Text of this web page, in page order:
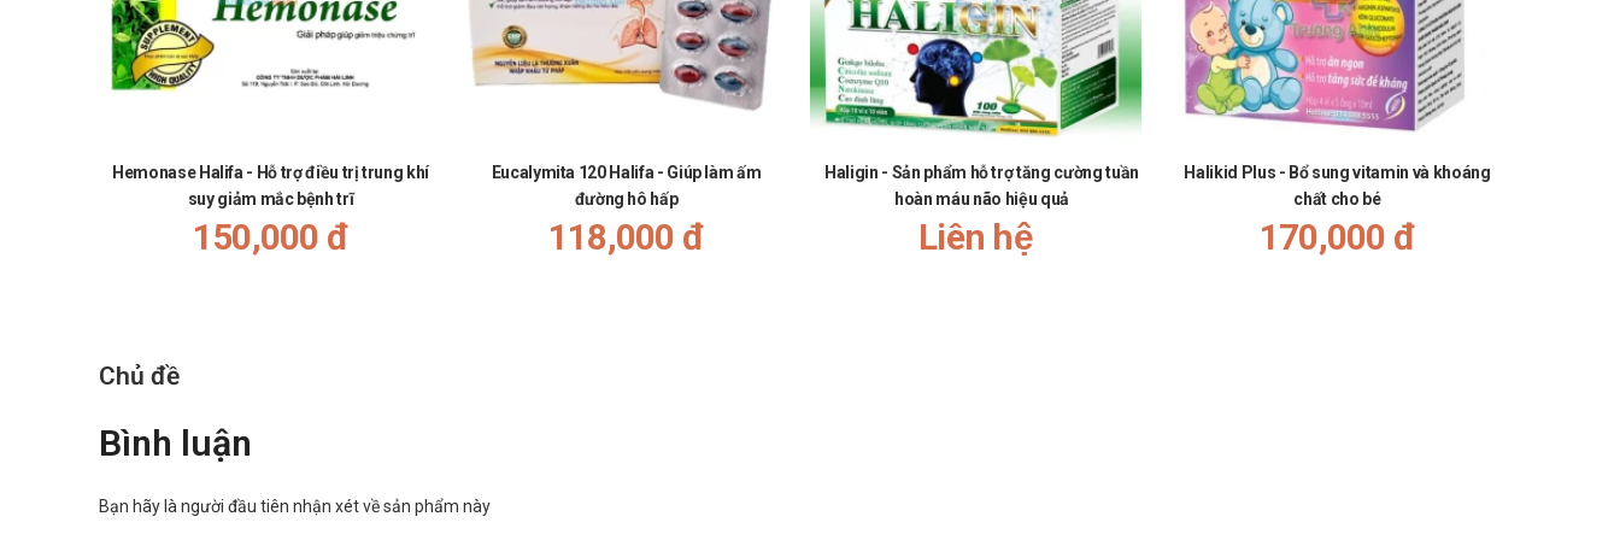
Hemonase Halifa - Hỗ trợ điều trị trung khí
suy giảm mắc bệnh trĩ
150,000 đ
Eucalymita 120 Halifa - Giúp làm ấm
đường hô hấp
118,000 đ
Haligin - Sản phẩm hỗ trợ tăng cường tuần
hoàn máu não hiệu quả
Liên hệ
Halikid Plus - Bổ sung vitamin và khoáng
chất cho bé
170,000 đ
Chủ đề
Bình luận
Bạn hãy là người đầu tiên nhận xét về sản phẩm này